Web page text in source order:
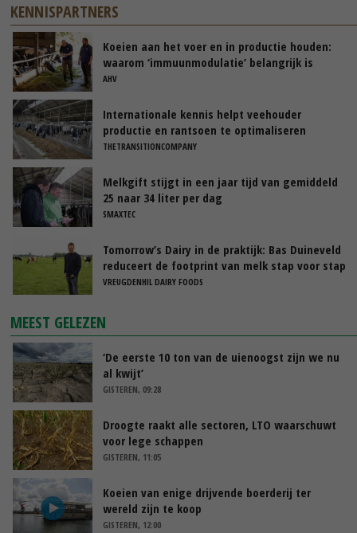
KENNISPARTNERS
Koeien aan het voer en in productie houden:
waarom ‘immuunmodulatie’ belangrijk is
tijdens de transitieperiode
AHV
Internationale kennis helpt veehouder
productie en rantsoen te optimaliseren
THETRANSITIONCOMPANY
Melkgift stijgt in een jaar tijd van gemiddeld
25 naar 34 liter per dag
SMAXTEC
Tomorrow’s Dairy in de praktijk: Bas Duineveld
reduceert de footprint van melk stap voor stap
VREUGDENHIL DAIRY FOODS
MEEST GELEZEN
‘De eerste 10 ton van de uienoogst zijn we nu
al kwijt’
GISTEREN, 09:28
Droogte raakt alle sectoren, LTO waarschuwt
voor lege schappen
GISTEREN, 11:05
Koeien van enige drijvende boerderij ter
wereld zijn te koop
GISTEREN, 12:00